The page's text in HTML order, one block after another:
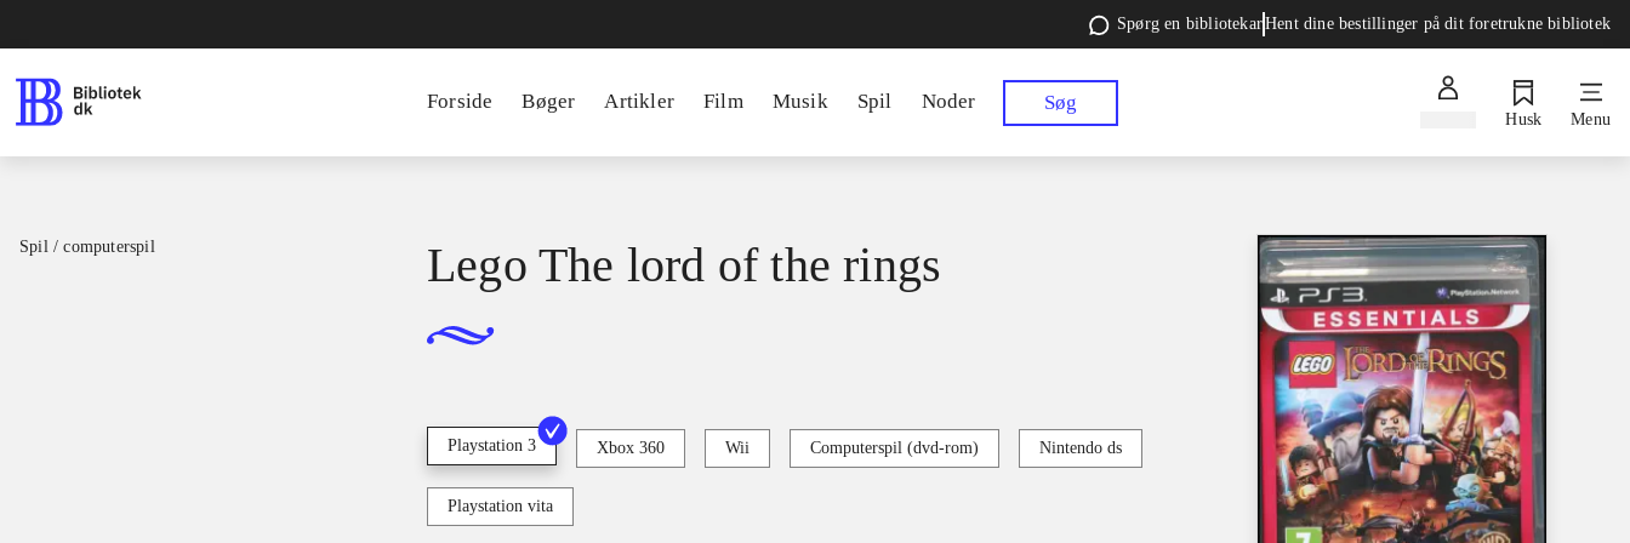
Spørg en bibliotekarHent dine bestillinger på dit foretrukne bibliotek
Forside Bøger Artikler Film Musik Spil Noder Søg
Husk Menu
Spil / computerspil Lego The lord of the rings
Playstation 3 Xbox 360 Wii Computerspil (dvd-rom) Nintendo ds
Playstation vita